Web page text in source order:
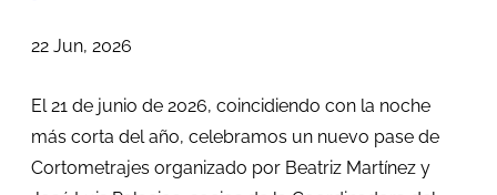
22 Jun, 2026
El 21 de junio de 2026, coincidiendo con la noche
más corta del año, celebramos un nuevo pase de
Cortometrajes organizado por Beatriz Martínez y